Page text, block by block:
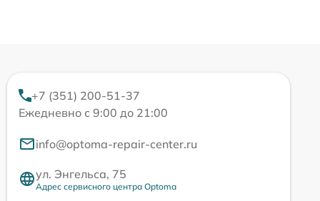
+7 (351) 200-51-37
Ежедневно с 9:00 до 21:00
info@optoma-repair-center.ru
ул. Энгельса, 75
Адрес сервисного центра Optoma